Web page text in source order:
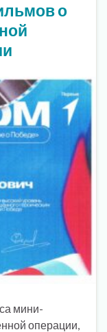
о
мини-
операции,